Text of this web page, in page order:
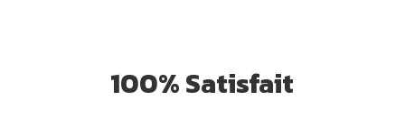
100% Satisfait